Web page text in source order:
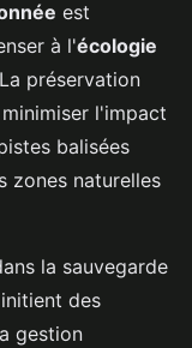
est
à l'écologie
préservation
l'impact
balisées
zones naturelles
la sauvegarde
des
gestion